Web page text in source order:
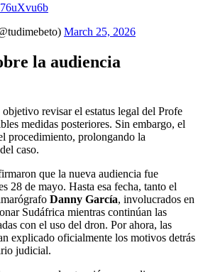
March 25, 2026
la audiencia
revisar el estatus legal del Profe
medidas posteriores. Sin embargo, el
procedimiento, prolongando la
caso.
que la nueva audiencia fue
28 de mayo. Hasta esa fecha, tanto el
Danny García, involucrados en
Sudáfrica mientras continúan las
con el uso del dron. Por ahora, las
explicado oficialmente los motivos detrás
judicial.